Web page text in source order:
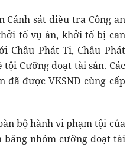
Cảnh sát điều tra Công an
tố vụ án, khởi tố bị can
Châu Phát Ti, Châu Phát
Cưỡng đoạt tài sản. Các
được VKSND cùng cấp
bộ hành vi phạm tội của
băng nhóm cưỡng đoạt tài